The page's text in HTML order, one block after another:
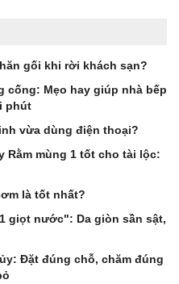
gối khi rời khách sạn?
Mẹo hay giúp nhà bếp
phút
vừa dùng điện thoại?
mùng 1 tốt cho tài lộc:
là tốt nhất?
giọt nước": Da giòn sần sật,
Đặt đúng chỗ, chăm đúng